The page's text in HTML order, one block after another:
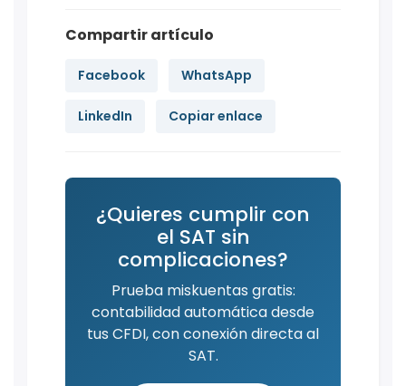
Compartir artículo
Facebook WhatsApp
LinkedIn Copiar enlace
¿Quieres cumplir con
el SAT sin
complicaciones?
Prueba miskuentas gratis:
contabilidad automática desde
tus CFDI, con conexión directa al
SAT.